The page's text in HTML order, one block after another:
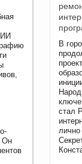
Он
В
стал
лично